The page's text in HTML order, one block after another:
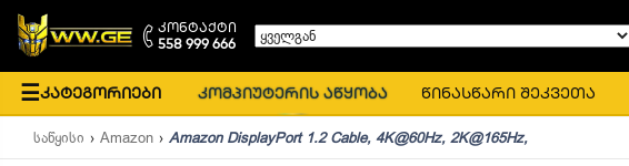
კონტაქტი
558 999 666
ყველგან
☰კატეგორიები კომპიუტერის აწყობა წინასწარი შეკვეთა
საწყისი Amazon Amazon DisplayPort 1.2 Cable, 4K@60Hz, 2K@165Hz,